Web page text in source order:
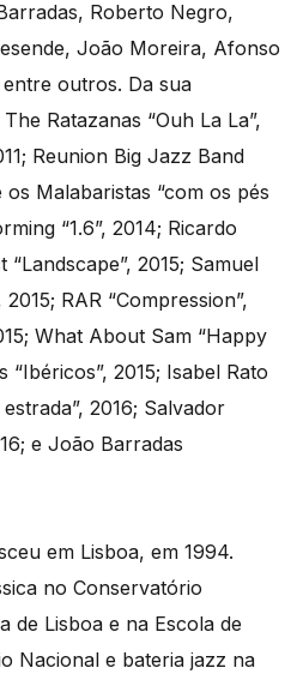
Roberto Negro,
João Moreira, Afonso
outros. Da sua
Ratazanas “Ouh La La”,
Reunion Big Jazz Band
os Malabaristas “com os pés
“1.6”, 2014; Ricardo
2015; Samuel
RAR “Compression”,
What About Sam “Happy
“Ibéricos”, 2015; Isabel Rato
2016; Salvador
e João Barradas
em Lisboa, em 1994.
no Conservatório
de Lisboa e na Escola de
Nacional e bateria jazz na